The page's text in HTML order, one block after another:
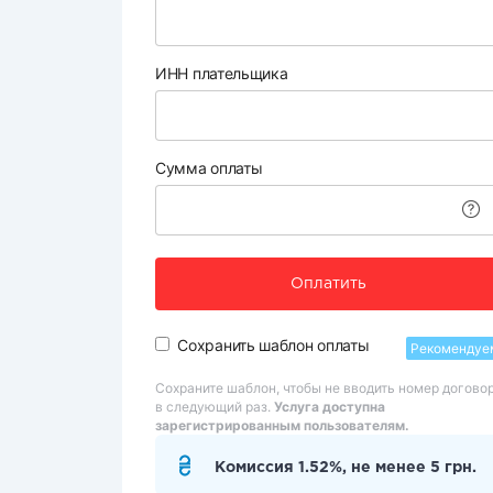
ИНН плательщика
Сумма оплаты
Оплатить
Сохранить шаблон оплаты
Сохраните шаблон, чтобы не вводить номер
в следующий раз. Услуга доступна
зарегистрированным пользователям.
Комиссия 1.52%, не менее 5 грн.